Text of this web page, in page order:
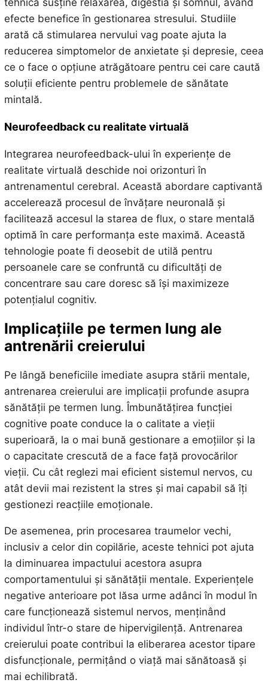
efecte benefice în gestionarea stresului. Studiile
arată că stimularea nervului vag poate ajuta la
reducerea simptomelor de anxietate și depresie, ceea
ce o face o opțiune atrăgătoare pentru cei care caută
soluții eficiente pentru problemele de sănătate
mintală.
Neurofeedback cu realitate virtuală
Integrarea neurofeedback-ului în experiențe de
realitate virtuală deschide noi orizonturi în
antrenamentul cerebral. Această abordare captivantă
accelerează procesul de învățare neuronală și
facilitează accesul la starea de flux, o stare mentală
optimă în care performanța este maximă. Această
tehnologie poate fi deosebit de utilă pentru
persoanele care se confruntă cu dificultăți de
concentrare sau care doresc să își maximizeze
potențialul cognitiv.
Implicațiile pe termen lung ale
antrenării creierului
Pe lângă beneficiile imediate asupra stării mentale,
antrenarea creierului are implicații profunde asupra
sănătății pe termen lung. Îmbunătățirea funcției
cognitive poate conduce la o calitate a vieții
superioară, la o mai bună gestionare a emoțiilor și la
o capacitate crescută de a face față provocărilor
vieții. Cu cât reglezi mai eficient sistemul nervos, cu
atât devii mai rezistent la stres și mai capabil să îți
gestionezi reacțiile emoționale.
De asemenea, prin procesarea traumelor vechi,
inclusiv a celor din copilărie, aceste tehnici pot ajuta
la diminuarea impactului acestora asupra
comportamentului și sănătății mentale. Experiențele
negative anterioare pot lăsa urme adânci în modul în
care funcționează sistemul nervos, menținând
individul într-o stare de hipervigilență. Antrenarea
creierului poate contribui la eliberarea acestor tipare
disfuncționale, permițând o viață mai sănătoasă și
mai echilibrată.